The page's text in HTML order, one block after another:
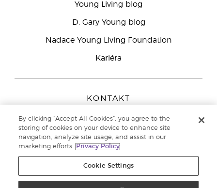
Young Living blog
D. Gary Young blog
Nadace Young Living Foundation
Kariéra
KONTAKT
Peizerweg 97
9727 AJ Groningen
Netherlands
Zákaznická podpora800 144 066
By clicking “Accept All Cookies”, you agree to the
storing of cookies on your device to enhance site
navigation, analyze site usage, and assist in our
marketing efforts.
Privacy Policy
Cookie Settings